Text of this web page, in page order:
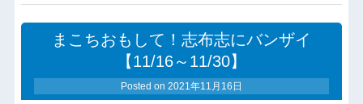
まこちおもして！志布志にバンザイ
【11/16～11/30】
Posted on 2021年11月16日